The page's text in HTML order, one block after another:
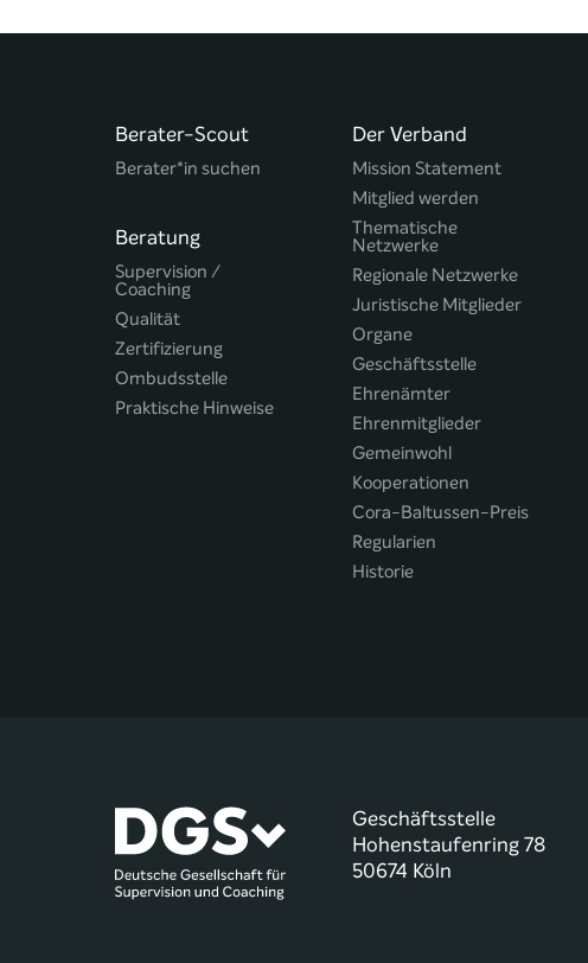
Berater-Scout
Berater*in suchen
Beratung
Supervision /
Coaching
Qualität
Zertifizierung
Ombudsstelle
Praktische Hinweise
Der Verband
Mission Statement
Mitglied werden
Thematische
Netzwerke
Regionale Netzwerke
Juristische Mitglieder
Organe
Geschäftsstelle
Ehrenämter
Ehrenmitglieder
Gemeinwohl
Kooperationen
Cora-Baltussen-Preis
Regularien
Historie
Geschäftsstelle
Hohenstaufenring 78
50674 Köln